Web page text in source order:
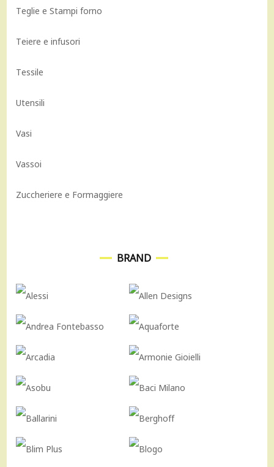
Teglie e Stampi forno
Teiere e infusori
Tessile
Utensili
Vasi
Vassoi
Zuccheriere e Formaggiere
BRAND